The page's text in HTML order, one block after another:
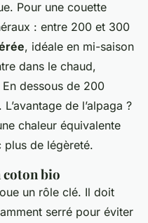
Pour une couette
: entre 200 et 300
, idéale en mi-saison
dans le chaud,
dessous de 200
de l’alpaga ?
chaleur équivalente
de légèreté.
bio
un rôle clé. Il doit
serré pour éviter